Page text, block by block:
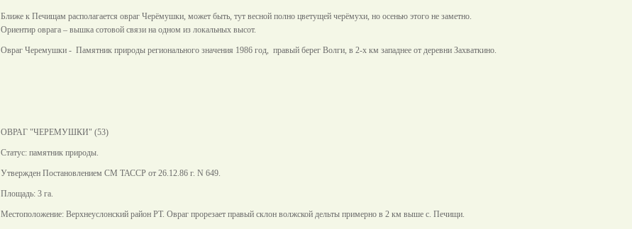
Ближе к Печищам располагается овраг Черёмушки, может быть, тут весной полно цветущей черёмухи, но осенью этого не заметно.
Ориентир оврага – вышка сотовой связи на одном из локальных высот.
Овраг Черемушки - Памятник природы регионального значения 1986 год, правый берег Волги, в 2-х км западнее от деревни Захваткино.
ОВРАГ "ЧЕРЕМУШКИ" (53)
Статус: памятник природы.
Утвержден Постановлением СМ ТАССР от 26.12.86 г. N 649.
Площадь: 3 га.
Местоположение: Верхнеуслонский район РТ. Овраг прорезает правый склон волжской дельты примерно в 2 км выше с. Печищи.